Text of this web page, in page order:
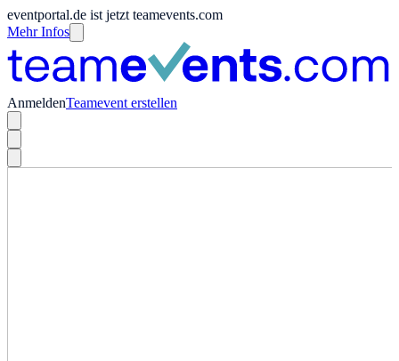
eventportal.de ist jetzt teamevents.com
Mehr Infos
AnmeldenTeamevent erstellen